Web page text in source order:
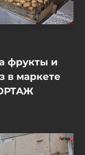
фрукты и
в маркете